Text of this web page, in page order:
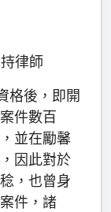
律師
格後，即開
件數百
並在勵馨
因此對於
，也曾身
件，諸